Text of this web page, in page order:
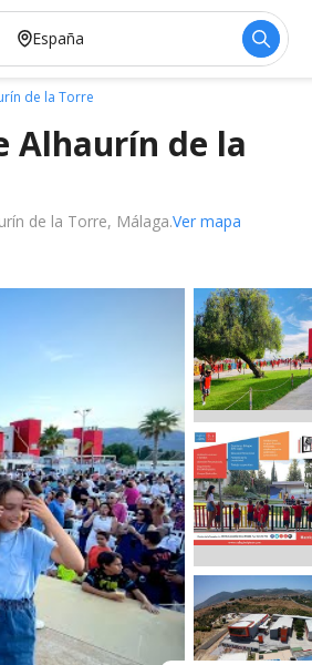
de la Torre
Alhaurín de la
de la Torre, Málaga.Ver mapa